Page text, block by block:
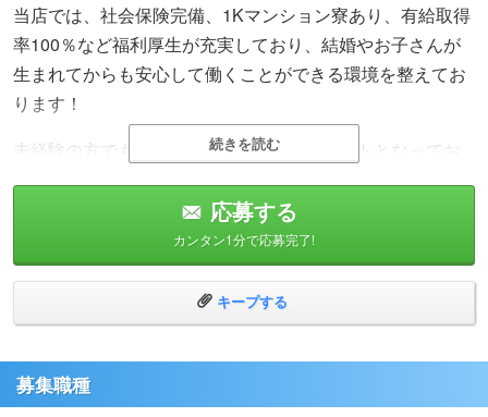
当店では、社会保険完備、1Kマンション寮あり、有給取得
率100％など福利厚生が充実しており、結婚やお子さんが
生まれてからも安心して働くことができる環境を整えてお
ります！
未経験の方でも年収400万円以上でのスタートとなってお
り、平均年収は約600万円と給与面でも非常に安定してお
【大手グループならではの充実した福利厚生】
〇社会保険完備
〇年次有給休暇（10日～/年）
〇交通費支給
続きを読む
応募する
カンタン1分で応募完了!
キープする
募集職種